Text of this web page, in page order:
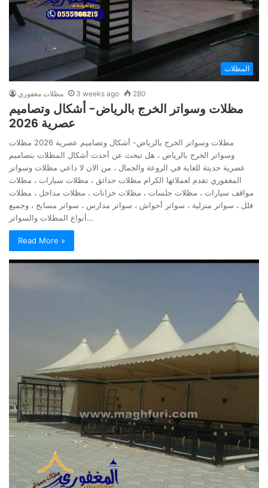
المظلات
مظلات مغفوري 3 weeks ago 280
مظلات وسواتر الخرج بالرياض- أشكال وتصاميم
عصرية 2026
مظلات وسواتر الخرج بالرياض- أشكال وتصاميم عصرية 2026 مظلات
وسواتر الخرج بالرياض ، هل تبحث عن أحدث أشكال المظلات بتصاميم
عصرية حديثة للغاية في الروعة والجمال ، من الان لا داعي مظلات وسواتر
المغفوري تقدم لعملائها الكرام مظلات حدائق ، مظلات سيارات ، مظلات
مواقف سيارات ، مظلات جلسات ، مظلات خزانات ، مظلات مداخل ، مظلات
فلل ، سواتر منزلية ، سواتر أحواش ، سواتر مدارس ، سواتر مسابح ، وجميع
أنواع المظلات والسواتر…
Read More »